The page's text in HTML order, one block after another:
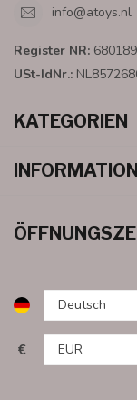
info@atoys.nl
Register NR:
USt-IdNr.:
KATEGORIEN
€